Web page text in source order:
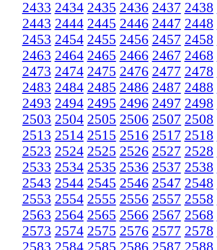
2433 2434 2435 2436 2437 2438
2443 2444 2445 2446 2447 2448
2453 2454 2455 2456 2457 2458
2463 2464 2465 2466 2467 2468
2473 2474 2475 2476 2477 2478
2483 2484 2485 2486 2487 2488
2493 2494 2495 2496 2497 2498
2503 2504 2505 2506 2507 2508
2513 2514 2515 2516 2517 2518
2523 2524 2525 2526 2527 2528
2533 2534 2535 2536 2537 2538
2543 2544 2545 2546 2547 2548
2553 2554 2555 2556 2557 2558
2563 2564 2565 2566 2567 2568
2573 2574 2575 2576 2577 2578
2583 2584 2585 2586 2587 2588